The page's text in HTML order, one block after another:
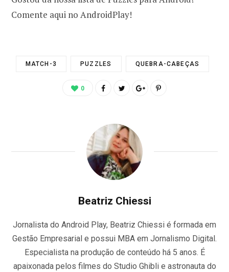
Comente aqui no AndroidPlay!
MATCH-3 PUZZLES QUEBRA-CABEÇAS
0
Beatriz Chiessi
Jornalista do Android Play, Beatriz Chiessi é formada em
Gestão Empresarial e possui MBA em Jornalismo Digital.
Especialista na produção de conteúdo há 5 anos. É
apaixonada pelos filmes do Studio Ghibli e astronauta do